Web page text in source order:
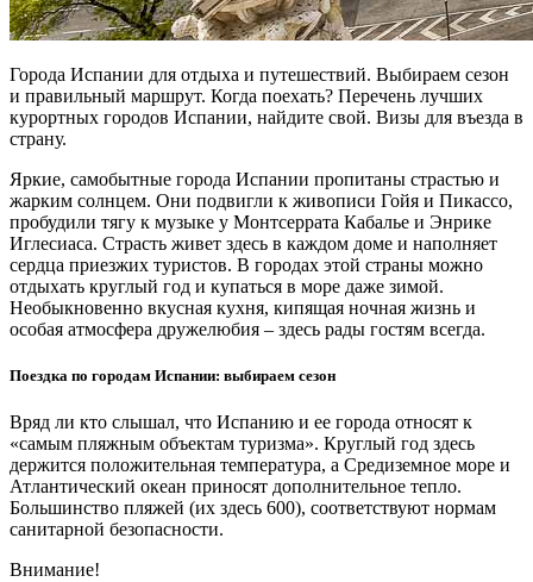
Города Испании для отдыха и путешествий. Выбираем сезон
и правильный маршрут. Когда поехать? Перечень лучших
курортных городов Испании, найдите свой. Визы для въезда в
страну.
Яркие, самобытные города Испании пропитаны страстью и
жарким солнцем. Они подвигли к живописи Гойя и Пикассо,
пробудили тягу к музыке у Монтсеррата Кабалье и Энрике
Иглесиаса. Страсть живет здесь в каждом доме и наполняет
сердца приезжих туристов. В городах этой страны можно
отдыхать круглый год и купаться в море даже зимой.
Необыкновенно вкусная кухня, кипящая ночная жизнь и
особая атмосфера дружелюбия – здесь рады гостям всегда.
Поездка по городам Испании: выбираем сезон
Вряд ли кто слышал, что Испанию и ее города относят к
«самым пляжным объектам туризма». Круглый год здесь
держится положительная температура, а Средиземное море и
Атлантический океан приносят дополнительное тепло.
Большинство пляжей (их здесь 600), соответствуют нормам
санитарной безопасности.
Внимание!